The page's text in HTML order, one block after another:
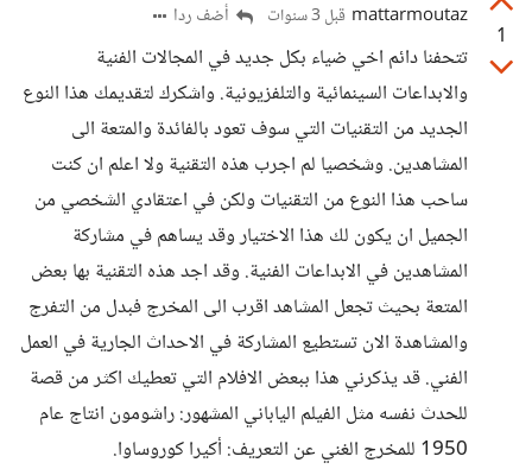
1
mattarmoutaz قبل 3 سنوات أضف ردا
تتحفنا دائم اخي ضياء بكل جديد في المجالات الفنية
والابداعات السينمائية والتلفزيونية. واشكرك لتقديمك هذا النوع
الجديد من التقنيات التي سوف تعود بالفائدة والمتعة الى
المشاهدين. وشخصيا لم اجرب هذه التقنية ولا اعلم ان كنت
ساحب هذا النوع من التقنيات ولكن في اعتقادي الشخصي من
الجميل ان يكون لك هذا الاختيار وقد يساهم في مشاركة
المشاهدين في الابداعات الفنية. وقد اجد هذه التقنية بها بعض
المتعة بحيث تجعل المشاهد اقرب الى المخرج فبدل من التفرج
والمشاهدة الان تستطيع المشاركة في الاحداث الجارية في العمل
الفني. قد يذكرني هذا ببعض الافلام التي تعطيك اكثر من قصة
للحدث نفسه مثل الفيلم الياباني المشهور: راشومون انتاج عام
1950 للمخرج الغني عن التعريف: أكيرا كوروساوا.